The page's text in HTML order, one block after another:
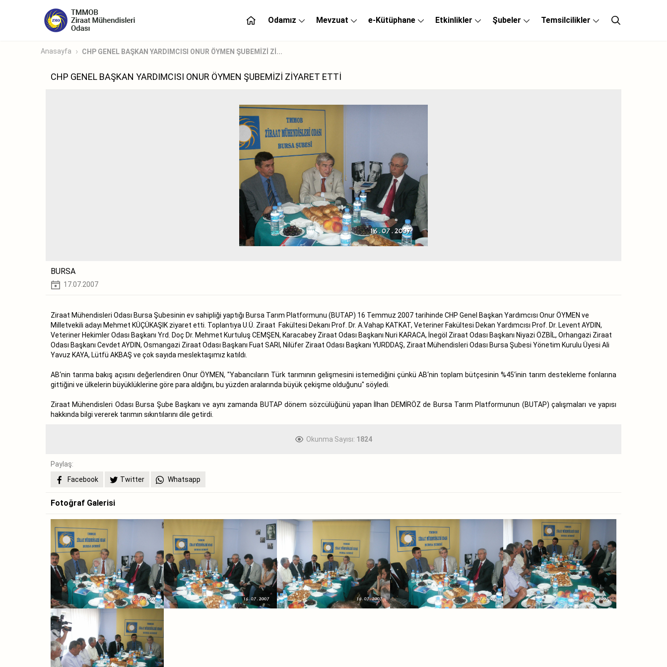
Odamız Mevzuat e-Kütüphane Etkinlikler Şubeler Temsilcilikler
Anasayfa CHP GENEL BAŞKAN YARDIMCISI ONUR ÖYMEN ŞUBEMİZİ Zİ...
CHP GENEL BAŞKAN YARDIMCISI ONUR ÖYMEN ŞUBEMİZİ ZİYARET ETTİ
BURSA
17.07.2007
Ziraat Mühendisleri Odası Bursa Şubesinin ev sahipliği yaptığı Bursa Tarım Platformunu (BUTAP) 16 Temmuz 2007 tarihinde CHP Genel Başkan Yardımcısı Onur ÖYMEN ve
Milletvekili adayı Mehmet KÜÇÜKAŞIK ziyaret etti. Toplantıya U.Ü. Ziraat Fakültesi Dekanı Prof. Dr. A.Vahap KATKAT, Veteriner Fakültesi Dekan Yardımcısı Prof. Dr. Levent AYDIN,
Veteriner Hekimler Odası Başkanı Yrd. Doç Dr. Mehmet Kurtuluş CEMŞEN, Karacabey Ziraat Odası Başkanı Nuri KARACA, İnegöl Ziraat Odası Başkanı Niyazi ÖZBİL, Orhangazi Ziraat
Odası Başkanı Cevdet AYDIN, Osmangazi Ziraat Odası Başkanı Fuat SARI, Nilüfer Ziraat Odası Başkanı YURDDAŞ, Ziraat Mühendisleri Odası Bursa Şubesi Yönetim Kurulu Üyesi Ali
Yavuz KAYA, Lütfü AKBAŞ ve çok sayıda meslektaşımız katıldı.
AB‘nin tarıma bakış açısını değerlendiren Onur ÖYMEN, "Yabancıların Türk tarımının gelişmesini istemediğini çünkü AB‘nin toplam bütçesinin %45‘inin tarım destekleme fonlarına
gittiğini ve ülkelerin büyüklüklerine göre para aldığını, bu yüzden aralarında büyük çekişme olduğunu" söyledi.
Ziraat Mühendisleri Odası Bursa Şube Başkanı ve aynı zamanda BUTAP dönem sözcülüğünü yapan İlhan DEMİRÖZ de Bursa Tarım Platformunun (BUTAP) çalışmaları ve yapısı
hakkında bilgi vererek tarımın sıkıntılarını dile getirdi.
Okunma Sayısı: 1824
Paylaş:
Facebook
Twitter Whatsapp
Fotoğraf Galerisi